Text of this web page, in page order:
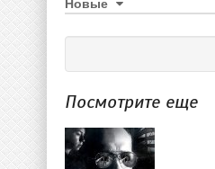
Посмотрите еще